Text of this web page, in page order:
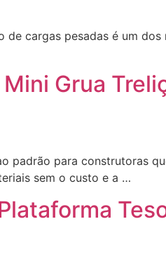
de cargas pesadas é um
Grua
padrão para construtoras
sem o custo e a …